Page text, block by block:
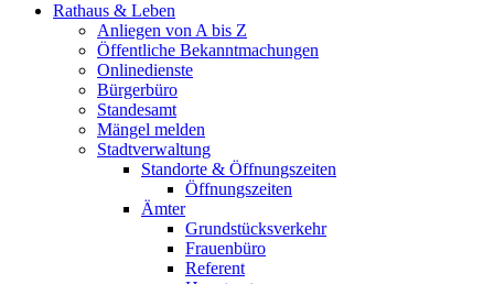
Rathaus & Leben
Anliegen von A bis Z
Öffentliche Bekanntmachungen
Onlinedienste
Bürgerbüro
Standesamt
Mängel melden
Stadtverwaltung
Standorte & Öffnungszeiten
Öffnungszeiten
Ämter
Grundstücksverkehr
Frauenbüro
Referent